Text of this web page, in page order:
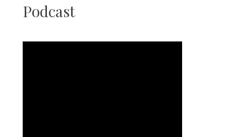
Podcast